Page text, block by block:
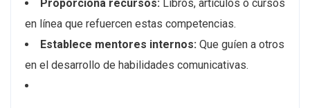
Proporciona recursos: Libros, artículos o cursos
en línea que refuercen estas competencias.
Establece mentores internos: Que guíen a otros
en el desarrollo de habilidades comunicativas.